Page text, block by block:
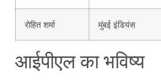
रोहित शर्मा मुंबई इंडियंस
आईपीएल का भविष्य